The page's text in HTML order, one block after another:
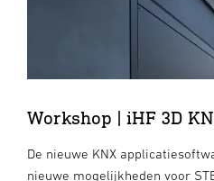
Workshop | iHF 3D
De nieuwe KNX
nieuwe mogelijkheden voor